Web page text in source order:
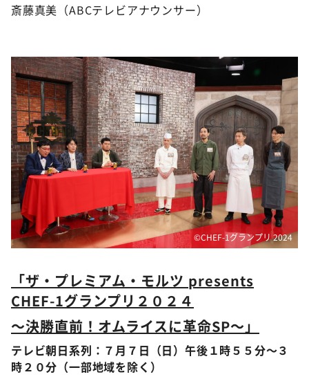
斎藤真美（ABCテレビアナウンサー）
©️CHEF-1グランプリ 2024
「ザ・プレミアム・モルツ presents
CHEF-1グランプリ２０２４
～決勝直前！オムライスに革命SP～」
テレビ朝日系列：７月７日（日）午後１時５５分～３
時２０分（一部地域を除く）